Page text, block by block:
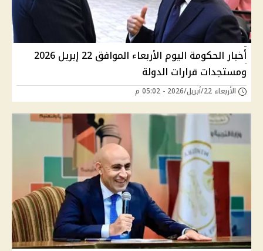
أخبار الحكومة اليوم الأربعاء الموافق 22 إبريل 2026
ومستجدات قرارات الدولة
الأربعاء 22/أبريل/2026 - 05:02 م